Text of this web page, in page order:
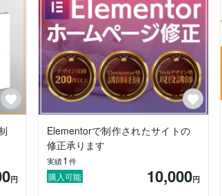
観が大切になります。
できます。言葉と見た目のバランスを考えなが
務職）
円
Elementorで制作されたサイトの
修正承ります
実績1 件
購入可能 10,000円